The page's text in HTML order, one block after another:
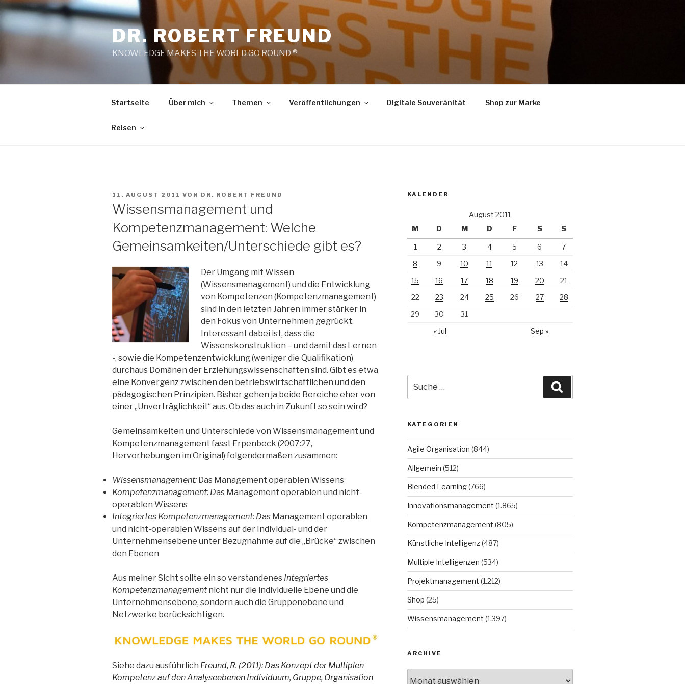
Zum
Inhalt
springen
DR. ROBERT FREUND
KNOWLEDGE MAKES THE WORLD GO ROUND ®
Startseite Über mich Themen Veröffentlichungen Digitale Souveränität Shop zur Marke
Reisen
VERÖFFENTLICHT
11. AUGUST 2011 VON DR. ROBERT FREUND
Wissensmanagement und
Kompetenzmanagement: Welche
Gemeinsamkeiten/Unterschiede gibt es?
Der Umgang mit Wissen
(Wissensmanagement) und die Entwicklung
von Kompetenzen (Kompetenzmanagement)
sind in den letzten Jahren immer stärker in
den Fokus von Unternehmen gegrückt.
Interessant dabei ist, dass die
Wissenskonstruktion – und damit das Lernen
-, sowie die Kompetenzentwicklung (weniger die Qualifikation)
durchaus Domänen der Erziehungswissenschaften sind. Gibt es etwa
eine Konvergenz zwischen den betriebswirtschaftlichen und den
pädagogischen Prinzipien. Bisher gehen ja beide Bereiche eher von
einer „Unverträglichkeit“ aus. Ob das auch in Zukunft so sein wird?
Gemeinsamkeiten und Unterschiede von Wissensmanagement und
Kompetenzmanagement fasst Erpenbeck (2007:27,
Hervorhebungen im Original) folgendermaßen zusammen:
Wissensmanagement: Das Management operablen Wissens
Kompetenzmanagement: Das Management operablen und nicht-
operablen Wissens
Integriertes Kompetenzmanagement: Das Management operablen
und nicht-operablen Wissens auf der Individual- und der
Unternehmensebene unter Bezugnahme auf die „Brücke“ zwischen
den Ebenen
Aus meiner Sicht sollte ein so verstandenes Integriertes
Kompetenzmanagementnicht nur die individuelle Ebene und die
Unternehmensebene, sondern auch die Gruppenebene und
Netzwerke berücksichtigen.
Siehe dazu ausführlich Freund, R. (2011): Das Konzept der Multiplen
Kompetenz auf den Analyseebenen Individuum, Gruppe, Organisation
KALENDER
August 2011
M
D M D F S S
1 2 3 4 5 6
7
8
9 10 11 12 13
14
15
16 17 18 19 20
21
22
23 24 25 26 27
28
29
30
31
« Jul
Sep »
nach:
KATEGORIEN
Agile Organisation (844)
Allgemein (512)
Blended Learning(766)
Innovationsmanagement (1.865)
Kompetenzmanagement (805)
Künstliche Intelligenz(487)
Multiple Intelligenzen (534)
Projektmanagement (1.212)
Shop (25)
Wissensmanagement (1.397)
ARCHIVE